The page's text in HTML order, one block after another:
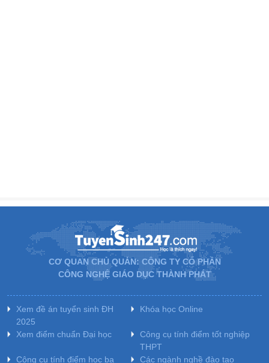
CƠ QUAN CHỦ QUẢN: CÔNG TY CỔ PHẦN
CÔNG NGHỆ GIÁO DỤC THÀNH PHÁT
Xem đề án tuyển sinh ĐH
2025
Khóa học Online
Xem điểm chuẩn Đại học
Công cụ tính điểm tốt nghiệp
THPT
Công cụ tính điểm học bạ
Các ngành nghề đào tạo